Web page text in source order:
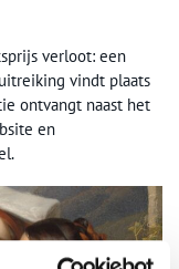
verloot: een
vindt plaats
ontvangt naast het
en